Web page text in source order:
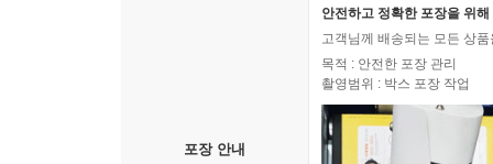
포장 안내
안전하고 정확한 포장을 위
고객님께 배송되는 모든 상
목적 : 안전한 포장 관리
촬영범위 : 박스 포장 작업